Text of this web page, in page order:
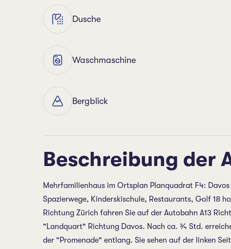
Dusche
Waschmaschine
Bergblick
Beschreibung der
Mehrfamilienhaus im Ortsplan Planquadrat F4:
Spazierwege, Kinderskischule, Restaurants, Golf 18
Richtung Zürich fahren Sie auf der Autobahn A13
"Landquart" Richtung Davos. Nach ca. ¾ Std.
der "Promenade" entlang. Sie sehen auf der linken